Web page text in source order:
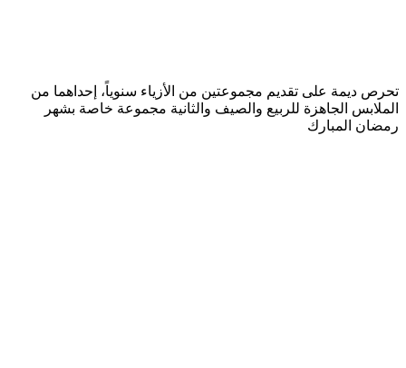
تحرص ديمة على تقديم مجموعتين من الأزياء سنوياً، إحداهما من
الملابس الجاهزة للربيع والصيف والثانية مجموعة خاصة بشهر
رمضان المبارك